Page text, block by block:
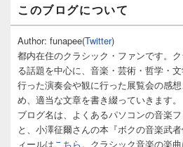
ン
サ
イ
バ
ー
ウ
ィ
このブログについて
Author: funapee(Twitter)
都内在住のクラシック・ファンです。
る話題を中心に、音楽・芸術・哲学・
行った演奏会や観に行った展覧会の感
め、適当な文章を書き綴っていきます
ブログ名は、よくあるパソコンの音楽
と、小澤征爾さんの本『ボクの音楽武
ィールはこちら。クラシック音楽の楽